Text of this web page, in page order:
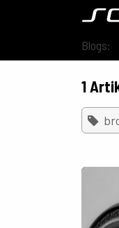
Overslaan naar
Blogs:
1